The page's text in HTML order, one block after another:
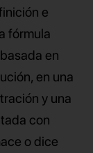
e
fórmula
en
en una
y una
con
o dice